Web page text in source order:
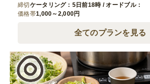
締切ケータリング：5日前18時 / オードブル：
価格帯1,000～2,000円
全てのプランを見る